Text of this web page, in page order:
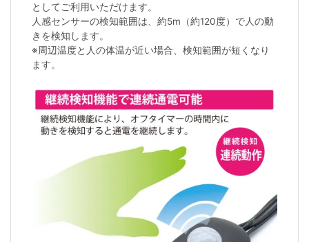
としてご利用いただけます。
人感センサーの検知範囲は、約5m（約120度）で人の動
きを検知します。
※周辺温度と人の体温が近い場合、検知範囲が短くなり
ます。